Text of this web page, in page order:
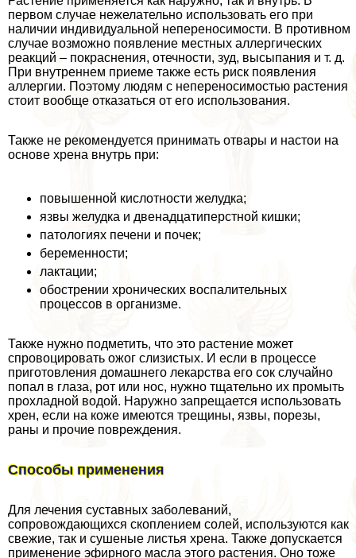
первом случае нежелательно использовать его при
наличии индивидуальной непереносимости. В противном
случае возможно появление местных аллергических
реакций – покраснения, отечности, зуд, высыпания и т. д.
При внутреннем приеме также есть риск появления
аллергии. Поэтому людям с непереносимостью растения
стоит вообще отказаться от его использования.
Также не рекомендуется принимать отвары и настои на
основе хрена внутрь при:
повышенной кислотности желудка;
язвы желудка и двенадцатиперстной кишки;
патологиях печени и почек;
беременности;
лактации;
обострении хронических воспалительных
процессов в организме.
Также нужно подметить, что это растение может
спровоцировать ожог слизистых. И если в процессе
приготовления домашнего лекарства его сок случайно
попал в глаза, рот или нос, нужно тщательно их промыть
прохладной водой. Наружно запрещается использовать
хрен, если на коже имеются трещины, язвы, порезы,
раны и прочие повреждения.
Способы применения
Для лечения суставных заболеваний,
сопровождающихся скоплением солей, используются как
свежие, так и сушеные листья хрена. Также допускается
применение эфирного масла этого растения. Оно тоже